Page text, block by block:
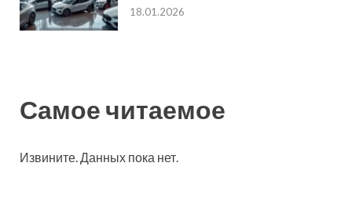
18.01.2026
Самое читаемое
Извините. Данных пока нет.